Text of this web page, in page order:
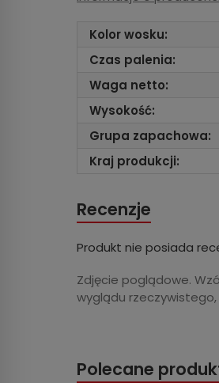
Kolor wosku:
Czas palenia:
Waga netto:
Wysokość:
Grupa zapachowa:
Kraj produkcji:
Recenzje
Produkt nie posiada
Zdjęcie poglądowe.
wyglądu
Polecane